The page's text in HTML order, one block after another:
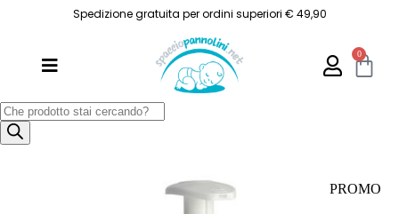
Spedizione gratuita per ordini superiori € 49,90
0
PROMO